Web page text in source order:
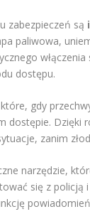
zabezpieczeń są
paliwowa,
dostępu.
gdy
dostępie.
zanim
narzędzie,
się z